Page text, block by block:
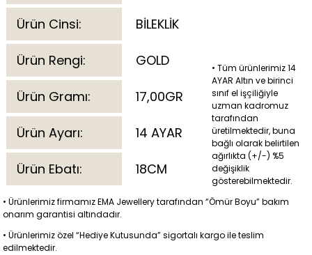
Ürün Cinsi: BİLEKLİK
Ürün Rengi: GOLD
Ürün Gramı: 17,00GR
Ürün Ayarı: 14 AYAR
Ürün Ebatı: 18CM
• Tüm ürünlerimiz 14
AYAR Altın ve birinci
sınıf el işçiliğiyle
uzman kadromuz
tarafından
üretilmektedir, buna
bağlı olarak belirtilen
ağırlıkta (+/-) %5
değişiklik
gösterebilmektedir.
• Ürünlerimiz firmamız EMA Jewellery tarafından “Ömür Boyu” bakım
onarım garantisi altındadır.
• Ürünlerimiz özel “Hediye Kutusunda” sigortalı kargo ile teslim
edilmektedir.